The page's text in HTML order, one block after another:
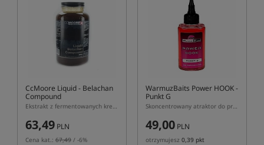
CcMoore Liquid - Belachan
Compound
Ekstrakt z fermentowanych krewetek
63,49 PLN
Cena kat.: 67,49 / -6%
WarmuzBaits Power HOOK -
Punkt G
Skoncentrowany atraktor do przynęt o zapachu Punkt G
49,00 PLN
otrzymujesz 0,39 pkt